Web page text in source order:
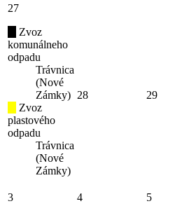
27
Zvoz
komunálneho
odpadu
Trávnica
(Nové
Zámky)
Zvoz
plastového
odpadu
Trávnica
(Nové
Zámky)
28 29
3 4 5